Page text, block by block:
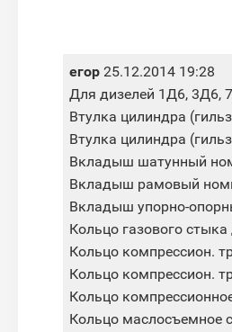
егор 25.12.2014 19:28
Для дизелей 1Д6, 3Д6,
Втулка цилиндра
Втулка цилиндра
Вкладыш шатунный
Вкладыш рамовый
Вкладыш упорно-
Кольцо газового
Кольцо компрессион.
Кольцо компрессион.
Кольцо
Кольцо маслосъемное